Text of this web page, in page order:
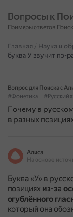
Вопросы к
Примеры ответов
Главная / Наука и
буква У звучит по-
Вопрос для Поиска с
#Фонетика
Почему в
в разных
Алиса
Буква «У» в
позициях из-за
огублённого
который она